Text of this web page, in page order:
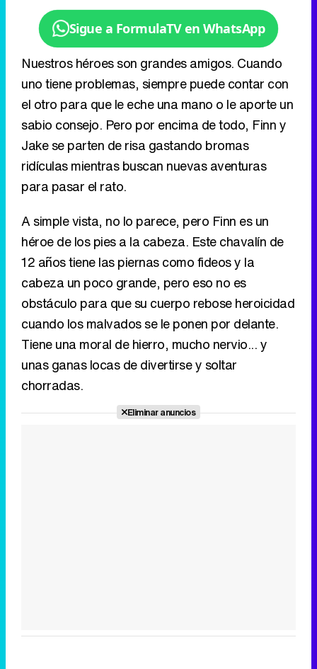
Sigue a FormulaTV en WhatsApp
Nuestros héroes son grandes amigos. Cuando
uno tiene problemas, siempre puede contar con
el otro para que le eche una mano o le aporte un
sabio consejo. Pero por encima de todo, Finn y
Jake se parten de risa gastando bromas
ridículas mientras buscan nuevas aventuras
para pasar el rato.
A simple vista, no lo parece, pero Finn es un
héroe de los pies a la cabeza. Este chavalín de
12 años tiene las piernas como fideos y la
cabeza un poco grande, pero eso no es
obstáculo para que su cuerpo rebose heroicidad
cuando los malvados se le ponen por delante.
Tiene una moral de hierro, mucho nervio... y
unas ganas locas de divertirse y soltar
chorradas.
Eliminar anuncios